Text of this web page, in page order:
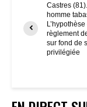
Castres
homme
L’hypothèse
règlement
sur fond de
privilégiée